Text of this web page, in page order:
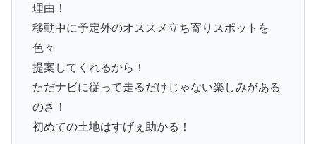
理由！
移動中に予定外のオススメ立ち寄りスポットを
色々
提案してくれるから！
ただナビに従って走るだけじゃない楽しみがある
のさ！
初めての土地はすげぇ助かる！